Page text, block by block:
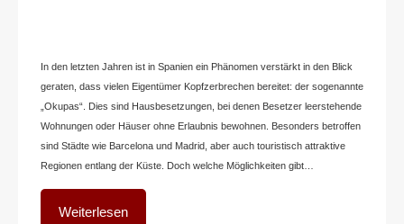
In den letzten Jahren ist in Spanien ein Phänomen verstärkt in den Blick
geraten, dass vielen Eigentümer Kopfzerbrechen bereitet: der sogenannte
„Okupas“. Dies sind Hausbesetzungen, bei denen Besetzer leerstehende
Wohnungen oder Häuser ohne Erlaubnis bewohnen. Besonders betroffen
sind Städte wie Barcelona und Madrid, aber auch touristisch attraktive
Regionen entlang der Küste. Doch welche Möglichkeiten gibt…
Weiterlesen